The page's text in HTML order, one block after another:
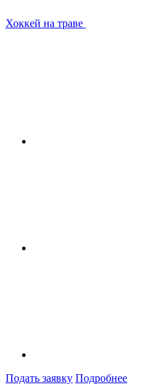
Хоккей на траве
Подать заявку Подробнее